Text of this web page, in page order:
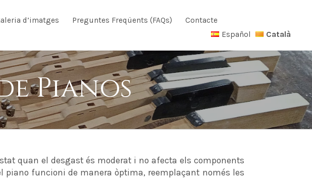
d’imatges Preguntes Freqüents (FAQs) Contacte
Español Català
Pianos
quan el desgast és moderat i no afecta els components
piano funcioni de manera òptima, reemplaçant només les